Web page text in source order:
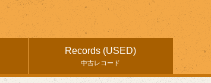
Records (USED)
中古レコード